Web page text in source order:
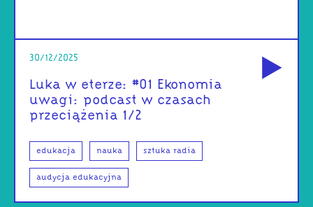
30/12/2025
Luka w eterze: #01 Ekonomia
uwagi: podcast w czasach
przeciążenia 1/2
edukacja nauka sztuka radia
audycja edukacyjna